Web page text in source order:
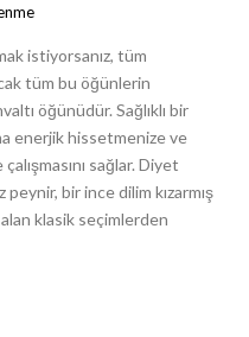
istiyorsanız, tüm
tüm bu öğünlerin
öğünüdür. Sağlıklı bir
enerjik hissetmenize ve
sağlar. Diyet
bir ince dilim kızarmış
klasik seçimlerden